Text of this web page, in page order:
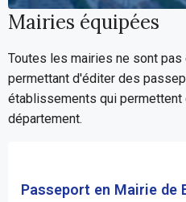
Mairies équipées
Toutes les mairies ne sont pas
permettant d'éditer des
établissements qui
département.
Passeport en Mairie de